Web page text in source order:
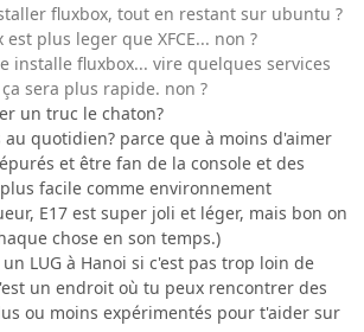
fluxbox, tout en restant sur ubuntu ?
plus leger que XFCE... non ?
installe fluxbox... vire quelques services
sera plus rapide. non ?
un truc le chaton?
quotidien? parce que à moins d'aimer
et être fan de la console et des
facile comme environnement
E17 est super joli et léger, mais bon on
chose en son temps.)
LUG à Hanoi si c'est pas trop loin de
un endroit où tu peux rencontrer des
ou moins expérimentés pour t'aider sur